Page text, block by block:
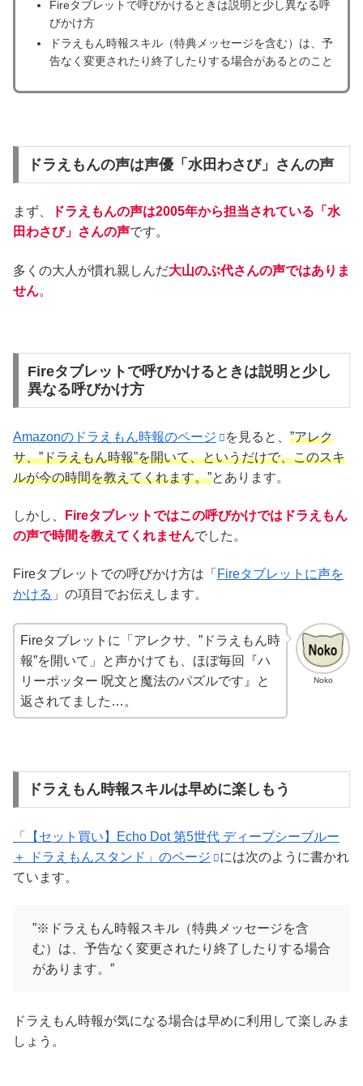
Fireタブレットで呼びかけるときは説明と少し異なる呼
びかけ方
ドラえもん時報スキル（特典メッセージを含む）は、予
告なく変更されたり終了したりする場合があるとのこと
ドラえもんの声は声優「水田わさび」さんの声
まず、
ドラえもんの声は2005年から担当されている「水
田わさび」さんの声です。
多くの大人が慣れ親しんだ大山のぶ代さんの声ではありま
せん。
Fireタブレットで呼びかけるときは説明と少し
異なる呼びかけ方
Amazonのドラえもん時報のページ を見ると、 ”アレク
サ、”ドラえもん時報”を開いて、というだけで、このスキ
ルが今の時間を教えてくれます。”とあります。
しかし、
Fireタブレットではこの呼びかけではドラえもん
の声で時間を教えてくれませんでした。
Fireタブレットでの呼びかけ方は「 Fireタブレットに声を
かける 」の項目でお伝えします。
Noko
Fireタブレットに「アレクサ、”ドラえもん時
報”を開いて」と声かけても、ほぼ毎回『ハ
リーポッター 呪文と魔法のパズルです』と
返されてました…。
ドラえもん時報スキルは早めに楽しもう
「【セット買い】Echo Dot 第5世代 ディープシーブルー
＋ ドラえもんスタンド」のページ
には次のように書かれ
ています。
”※ドラえもん時報スキル（特典メッセージを含
む）は、予告なく変更されたり終了したりする場合
があります。”
ドラえもん時報が気になる場合は早めに利用して楽しみま
しょう。